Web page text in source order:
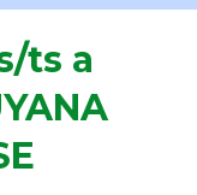
ts a